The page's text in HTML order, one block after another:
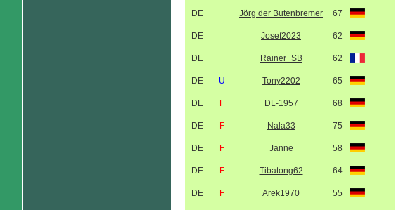
DE Jörg der Butenbremer 67
DE Josef2023 62
DE Rainer_SB 62
DE U Tony2202 65
DE F DL-1957 68
DE F Nala33 75
DE F Janne 58
DE F Tibatong62 64
DE F Arek1970 55